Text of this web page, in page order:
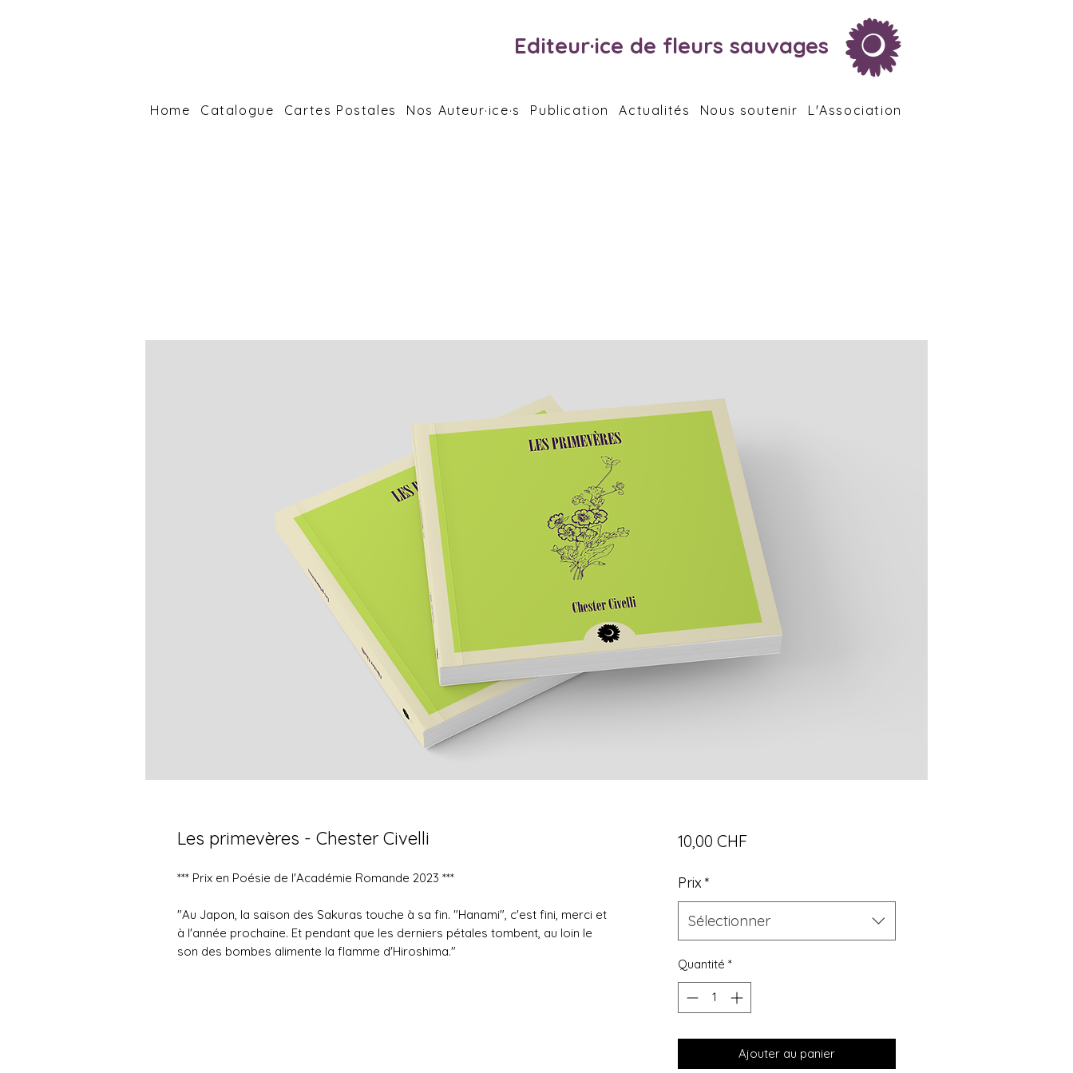
Home Catalogue Cartes Postales Nos Auteur·ice·s Publication Actualités Nous soutenir L'Association
Editeur·ice de fleurs sauvages
Les primevères - Chester Civelli
*** Prix en Poésie de l'Académie Romande 2023 ***
"Au Japon, la saison des Sakuras touche à sa fin. "Hanami", c'est fini, merci et
à l'année prochaine. Et pendant que les derniers pétales tombent, au loin le
son des bombes alimente la flamme d'Hiroshima."
10,00 CHFPrix
Prix *
Sélectionner
Quantité *
Ajouter au panier